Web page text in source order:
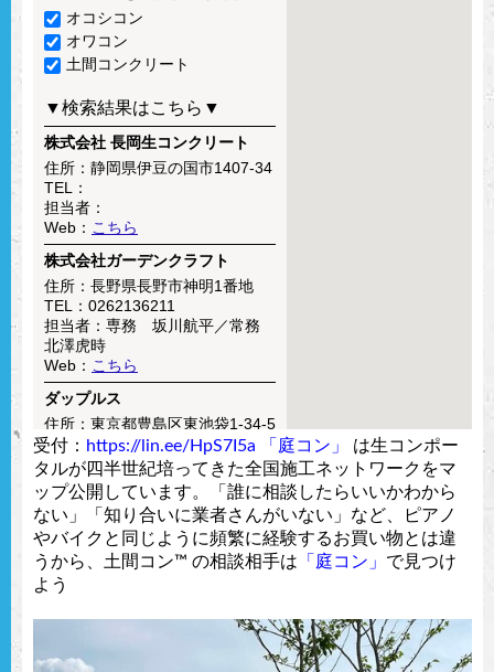
受付： https://lin.ee/HpS7I5a 「庭コン」
は生コンポー
タルが四半世紀培ってきた全国施工ネットワークをマ
ップ公開しています。「誰に相談したらいいかわから
ない」「知り合いに業者さんがいない」など、ピアノ
やバイクと同じように頻繁に経験するお買い物とは違
うから、土間コン™︎ の相談相手は 「庭コン」 で見つけ
よう